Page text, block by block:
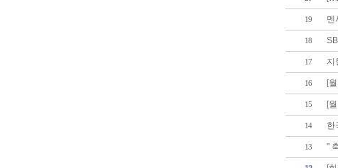
19 멘
18
17 지
16 [
15 [
14 한
13 "